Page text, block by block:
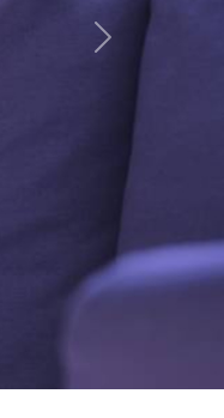
İleri